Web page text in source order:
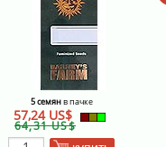
5 семянв пачке
57,24 US$
64,31 US$